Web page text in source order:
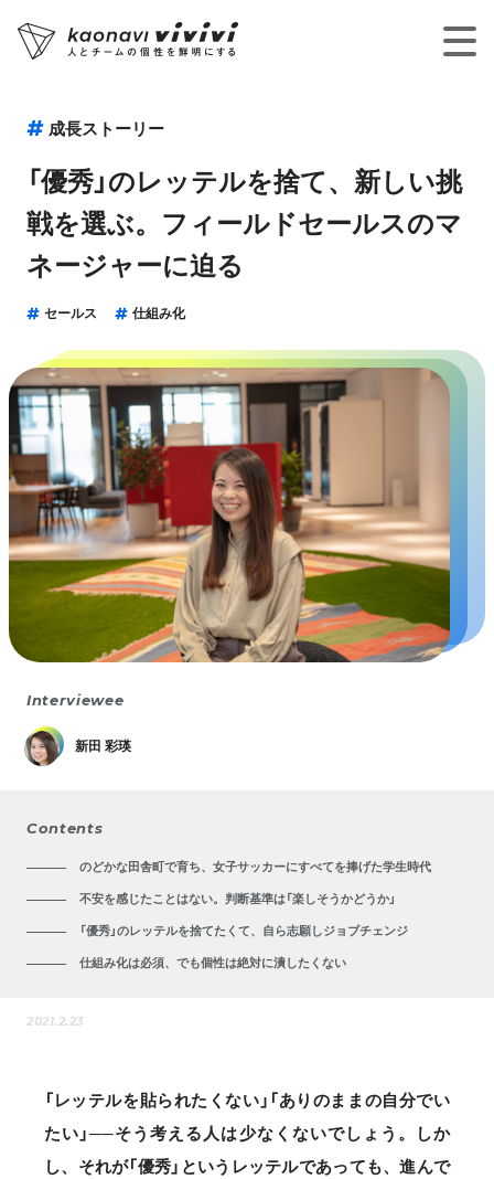
成長ストーリー
「優秀」のレッテルを捨て、新しい挑
戦を選ぶ。フィールドセールスのマ
ネージャーに迫る
セールス 仕組み化
Interviewee
新田 彩瑛
Contents
のどかな田舎町で育ち、女子サッカーにすべてを捧げた学生時代
不安を感じたことはない。判断基準は「楽しそうかどうか」
「優秀」のレッテルを捨てたくて、自ら志願しジョブチェンジ
仕組み化は必須、でも個性は絶対に潰したくない
2021.2.23
「レッテルを貼られたくない」「ありのままの自分でい
たい」──そう考える人は少なくないでしょう。しか
し、それが「優秀」というレッテルであっても、進んで